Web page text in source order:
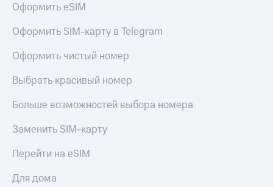
Оформить eSIM
Оформить SIM-карту в Telegram
Оформить чистый номер
Выбрать красивый номер
Больше возможностей выбора номера
Заменить SIM-карту
Перейти на eSIM
Для дома